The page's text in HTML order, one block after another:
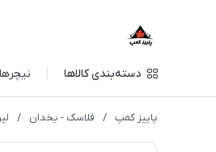
دسته‌بندی کالاها
پاییز کمپ / فلاسک - یخدان /